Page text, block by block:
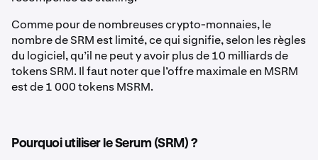
Comme pour de nombreuses crypto-monnaies, le
nombre de SRM est limité, ce qui signifie, selon les règles
du logiciel, qu’il ne peut y avoir plus de 10 milliards de
tokens SRM. Il faut noter que l’offre maximale en MSRM
est de 1 000 tokens MSRM.
Pourquoi utiliser le Serum (SRM) ?